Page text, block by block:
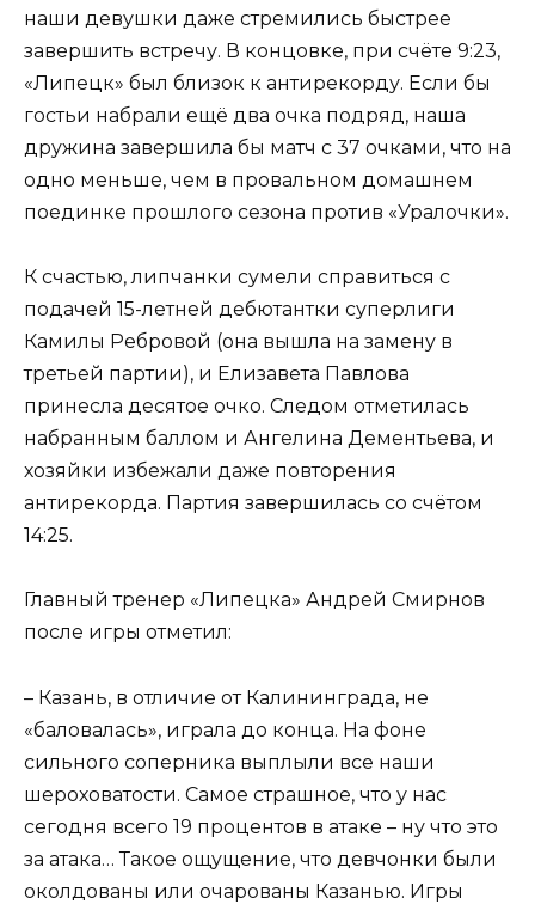
наши девушки даже стремились быстрее
завершить встречу. В концовке, при счёте 9:23,
«Липецк» был близок к антирекорду. Если бы
гостьи набрали ещё два очка подряд, наша
дружина завершила бы матч с 37 очками, что на
одно меньше, чем в провальном домашнем
поединке прошлого сезона против «Уралочки».
К счастью, липчанки сумели справиться с
подачей 15-летней дебютантки суперлиги
Камилы Ребровой (она вышла на замену в
третьей партии), и Елизавета Павлова
принесла десятое очко. Следом отметилась
набранным баллом и Ангелина Дементьева, и
хозяйки избежали даже повторения
антирекорда. Партия завершилась со счётом
14:25.
Главный тренер «Липецка» Андрей Смирнов
после игры отметил:
– Казань, в отличие от Калининграда, не
«баловалась», играла до конца. На фоне
сильного соперника выплыли все наши
шероховатости. Самое страшное, что у нас
сегодня всего 19 процентов в атаке – ну что это
за атака… Такое ощущение, что девчонки были
околдованы или очарованы Казанью. Игры